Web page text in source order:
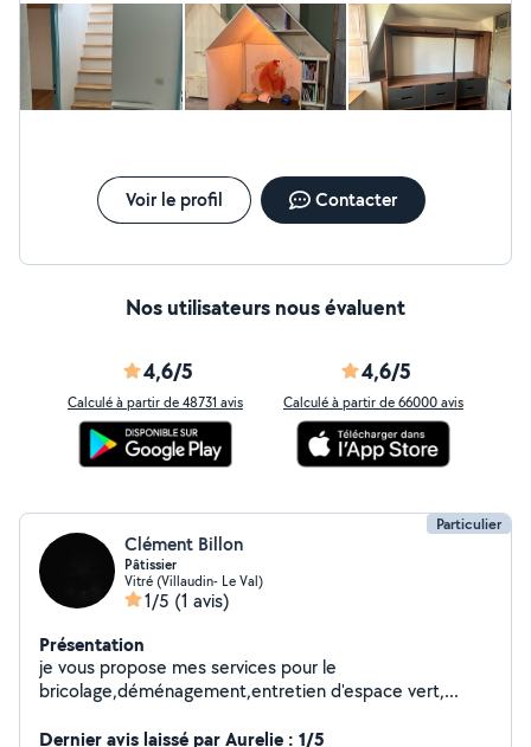
Voir le profil Contacter
Nos utilisateurs nous évaluent
4,6/5
Calculé à partir de 48731 avis
4,6/5
Calculé à partir de 66000 avis
Particulier
Clément Billon
Pâtissier
Vitré (Villaudin- Le Val)
1/5 (1 avis)
Présentation
je vous propose mes services pour le
bricolage,déménagement,entretien d'espace vert,...
Dernier avis laissé par Aurelie : 1/5